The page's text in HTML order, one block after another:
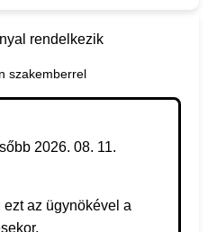
rendelkezik
szakemberrel
2026. 08. 11.
az ügynökével a